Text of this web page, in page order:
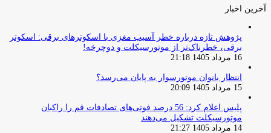
آخرین اخبار
پژوهش تازه درباره خطر آسیب مغزی با اسکوترهای برقی: اسکوتر
برقی، خطرناک‌تر از موتورسیکلت و دوچرخه!
16 مرداد 1405 21:18
انتظار بانوان موتورسوار به پایان می‌رسد؟
15 مرداد 1405 20:09
پلیس اعلام کرد: 56 درصد فوتی‌های تصادفات قم را راکبان
موتورسیکلت تشکیل می‌دهند
14 مرداد 1405 21:27